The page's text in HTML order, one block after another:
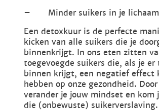
– Minder suikers in je lichaam
Een detoxkuur is de perfecte
kicken van alle suikers die je
binnenkrijgt. In ons eten zitten
toegevoegde suikers die, als je er
binnen krijgt, een negatief effect
hebben op onze gezondheid.
verander je jouw mindset en kom
die (onbewuste) suikerverslaving.